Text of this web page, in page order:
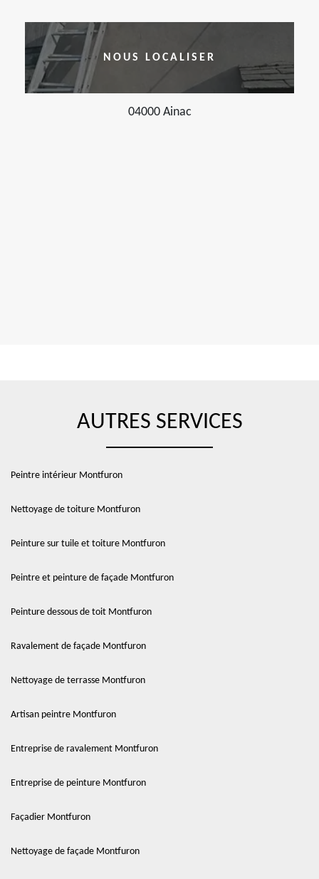
NOUS LOCALISER
04000 Ainac
AUTRES SERVICES
Peintre intérieur Montfuron
Nettoyage de toiture Montfuron
Peinture sur tuile et toiture Montfuron
Peintre et peinture de façade Montfuron
Peinture dessous de toit Montfuron
Ravalement de façade Montfuron
Nettoyage de terrasse Montfuron
Artisan peintre Montfuron
Entreprise de ravalement Montfuron
Entreprise de peinture Montfuron
Façadier Montfuron
Nettoyage de façade Montfuron